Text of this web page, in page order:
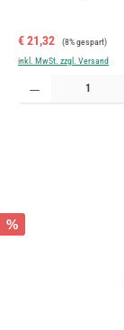
Verkaufspreis:
€ 21,32 Regulärer Preis:
(8% gespart)
inkl. MwSt. zzgl. Versand
Produkt Anzahl: Gib den
%